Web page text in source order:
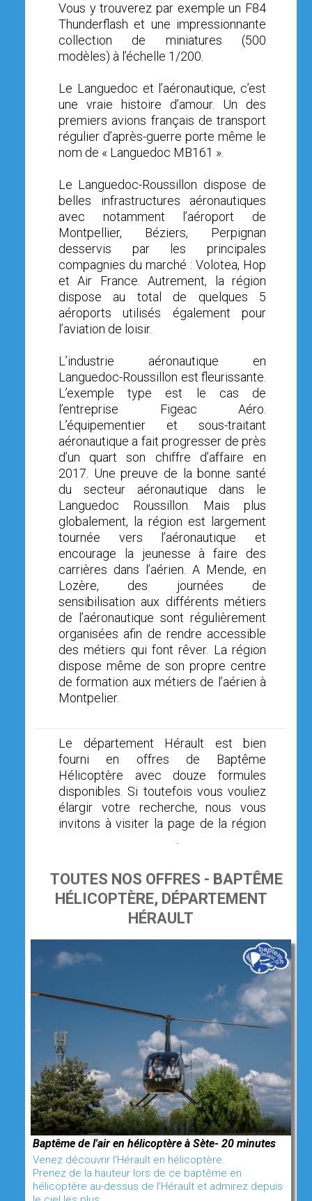
Vous y trouverez par exemple un F84
Thunderflash et une impressionnante
collection de miniatures (500
modèles) à l’échelle 1/200.
Le Languedoc et l’aéronautique, c’est
une vraie histoire d’amour. Un des
premiers avions français de transport
régulier d’après-guerre porte même le
nom de « Languedoc MB161 ».
Le Languedoc-Roussillon dispose de
belles infrastructures aéronautiques
avec notamment l’aéroport de
Montpellier, Béziers, Perpignan
desservis par les principales
compagnies du marché : Volotea, Hop
et Air France. Autrement, la région
dispose au total de quelques 5
aéroports utilisés également pour
l’aviation de loisir.
L’industrie aéronautique en
Languedoc-Roussillon est fleurissante.
L’exemple type est le cas de
l’entreprise Figeac Aéro.
L’équipementier et sous-traitant
aéronautique a fait progresser de près
d’un quart son chiffre d’affaire en
2017. Une preuve de la bonne santé
du secteur aéronautique dans le
Languedoc Roussillon. Mais plus
globalement, la région est largement
tournée vers l’aéronautique et
encourage la jeunesse à faire des
carrières dans l’aérien. A Mende, en
Lozère, des journées de
sensibilisation aux différents métiers
de l’aéronautique sont régulièrement
organisées afin de rendre accessible
des métiers qui font rêver. La région
dispose même de son propre centre
de formation aux métiers de l’aérien à
Montpelier.
Le département Hérault est bien
fourni en offres de Baptême
Hélicoptère avec douze formules
disponibles. Si toutefois vous vouliez
élargir votre recherche, nous vous
invitons à visiter la page de la région
TOUTES NOS OFFRES - BAPTÊME
HÉLICOPTÈRE, DÉPARTEMENT
HÉRAULT
Baptême de l'air en hélicoptère à Sète- 20 minutes
Venez découvrir l'Hérault en hélicoptère.
Prenez de la hauteur lors de ce baptême en
hélicoptère au-dessus de l’Hérault et admirez depuis